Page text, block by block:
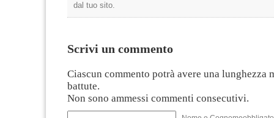
dal tuo sito.
Scrivi un commento
Ciascun commento potrà avere una lunghezza
battute.
Non sono ammessi commenti consecutivi.